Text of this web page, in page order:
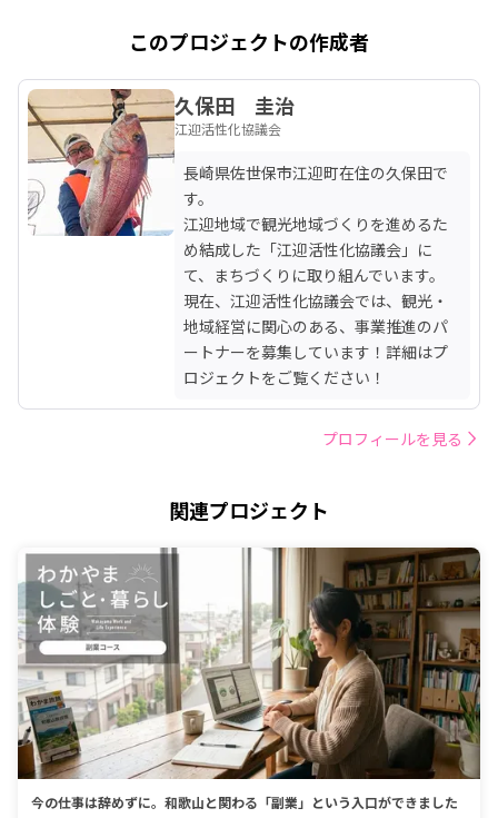
このプロジェクトの作成者
久保田 圭治
江迎活性化協議会
長崎県佐世保市江迎町在住の久保田で
す。
江迎地域で観光地域づくりを進めるた
め結成した「江迎活性化協議会」に
て、まちづくりに取り組んでいます。
現在、江迎活性化協議会では、観光・
地域経営に関心のある、事業推進のパ
ートナーを募集しています！詳細はプ
ロジェクトをご覧ください！
プロフィールを見る
関連プロジェクト
今の仕事は辞めずに。和歌山と関わる「副業」という入口ができました